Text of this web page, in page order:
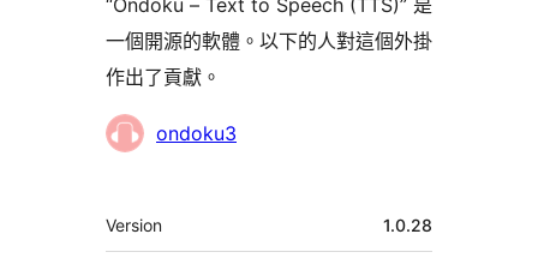
“Ondoku – Text to Speech (TTS)” 是
一個開源的軟體。以下的人對這個外掛
作出了貢獻。
貢
ondoku3
其
它
Version 1.0.28